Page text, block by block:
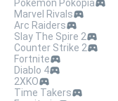
Pokémon Pokopia
Marvel Rivals
Arc Raiders
Slay The Spire 2
Counter Strike 2
Fortnite
Diablo 4
2XKO
Time Takers